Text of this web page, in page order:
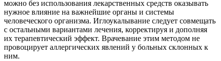
можно без использования лекарственных средств оказывать
нужное влияние на важнейшие органы и системы
человеческого организма. Иглоукалывание следует совмещать
с остальными вариантами лечения, корректируя и дополняя
их терапевтический эффект. Врачевание этим методом не
провоцирует аллергических явлений у больных склонных к
ним.